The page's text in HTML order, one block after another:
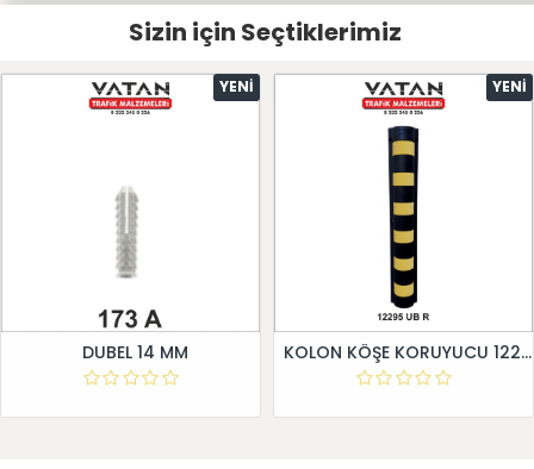
Sizin için Seçtiklerimiz
YENI
DUBEL 14 MM
YENI
KOLON KÖŞE KORUYUCU 12295 UB R